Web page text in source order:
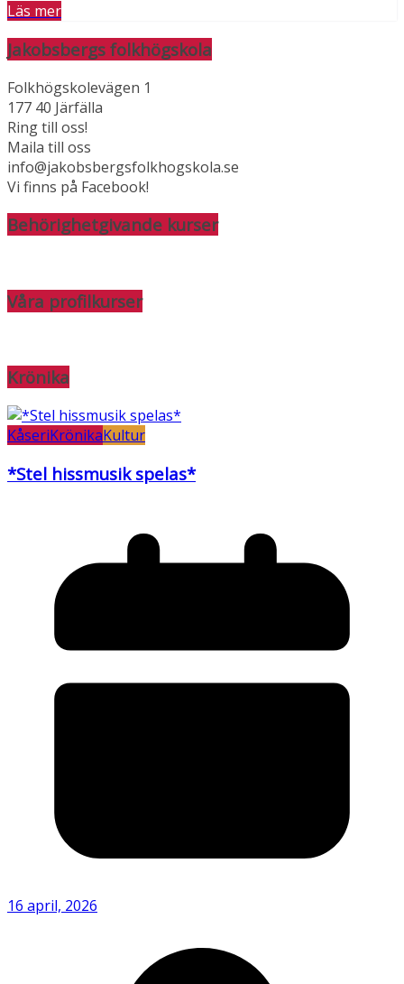
Läs mer
Jakobsbergs folkhögskola
Folkhögskolevägen 1
177 40 Järfälla
Ring till oss!
Maila till oss
info@jakobsbergsfolkhogskola.se
Vi finns på Facebook!
Behörighetgivande kurser
Våra profilkurser
Krönika
KåseriKrönikaKultur
*Stel hissmusik spelas*
16 april, 2026